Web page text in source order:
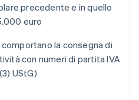
precedente e in quello
euro
la consegna di
con numeri di partita IVA
UStG)